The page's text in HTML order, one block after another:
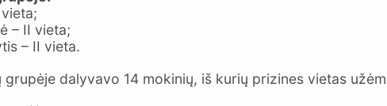
– II vieta;
– II vieta.
grupėje dalyvavo 14 mokinių, iš kurių prizines vietas